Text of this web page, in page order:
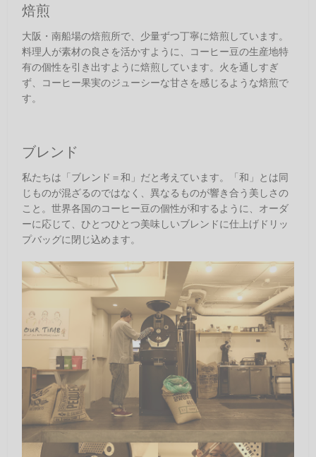
焙煎
大阪・南船場の焙煎所で、少量ずつ丁寧に焙煎しています。
料理人が素材の良さを活かすように、コーヒー豆の生産地特
有の個性を引き出すように焙煎しています。火を通しすぎ
ず、コーヒー果実のジューシーな甘さを感じるような焙煎で
す。
ブレンド
私たちは「ブレンド＝和」だと考えています。「和」とは同
じものが混ざるのではなく、異なるものが響き合う美しさの
こと。世界各国のコーヒー豆の個性が和するように、オーダ
ーに応じて、ひとつひとつ美味しいブレンドに仕上げドリッ
プバッグに閉じ込めます。